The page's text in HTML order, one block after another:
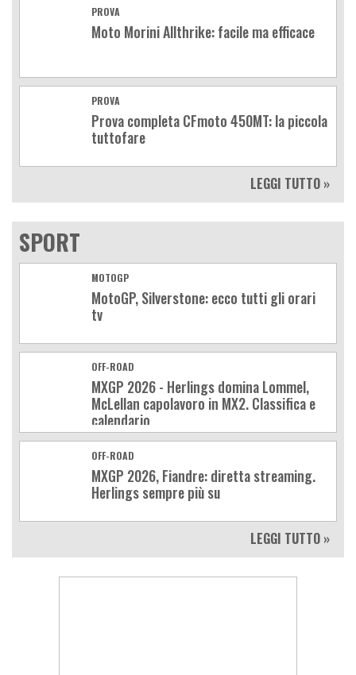
PROVA
Moto Morini Allthrike: facile ma efficace
PROVA
Prova completa CFmoto 450MT: la piccola
tuttofare
LEGGI TUTTO »
SPORT
MOTOGP
MotoGP, Silverstone: ecco tutti gli orari
tv
OFF-ROAD
MXGP 2026 - Herlings domina Lommel,
McLellan capolavoro in MX2. Classifica e
calendario
OFF-ROAD
MXGP 2026, Fiandre: diretta streaming.
Herlings sempre più su
LEGGI TUTTO »